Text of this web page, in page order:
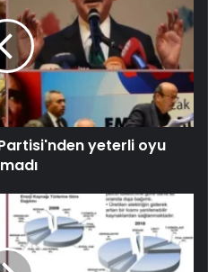
Partisi'nden yeterli oyu